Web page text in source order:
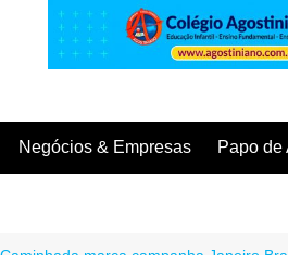
Negócios & Empresas Papo de